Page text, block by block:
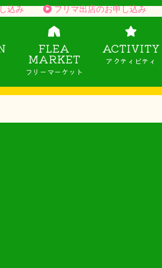
込み フリマ出店のお申し込み
FLEA
MARKET
フリーマーケット
ACTIVITY
アクティビティ